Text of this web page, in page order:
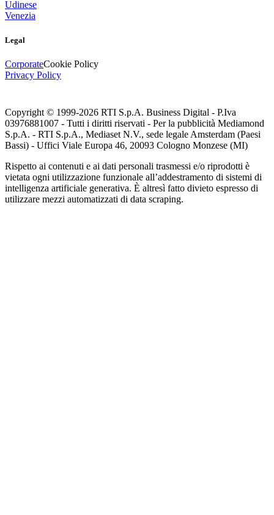
Udinese
Venezia
Legal
CorporateCookie Policy
Privacy Policy
Copyright © 1999-2026 RTI S.p.A. Business Digital - P.Iva
03976881007 - Tutti i diritti riservati - Per la pubblicità Mediamond
S.p.A. - RTI S.p.A., Mediaset N.V., sede legale Amsterdam (Paesi
Bassi) - Uffici Viale Europa 46, 20093 Cologno Monzese (MI)
Rispetto ai contenuti e ai dati personali trasmessi e/o riprodotti è
vietata ogni utilizzazione funzionale all’addestramento di sistemi di
intelligenza artificiale generativa. È altresì fatto divieto espresso di
utilizzare mezzi automatizzati di data scraping.